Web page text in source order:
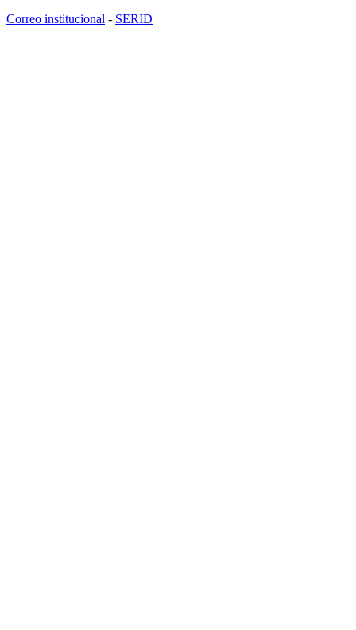
Correo institucional - SERID